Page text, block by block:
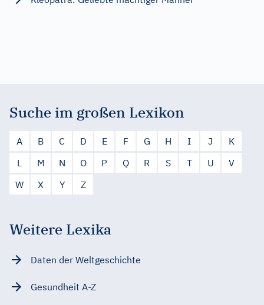
Suche im großen Lexikon
A B C D E F G H I J
K
L
M N O P Q R S T U
V
W
X Y Z
Weitere Lexika
Daten der Weltgeschichte
Gesundheit A-Z